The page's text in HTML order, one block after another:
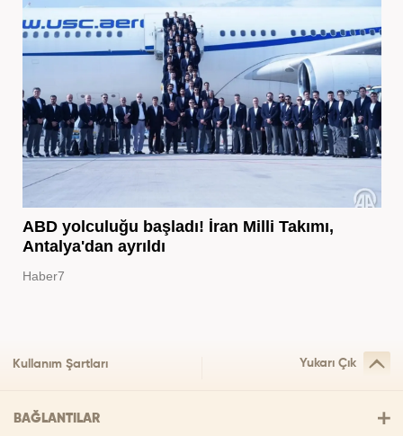
ABD yolculuğu başladı! İran Milli Takımı,
Antalya'dan ayrıldı
Haber7
Kullanım Şartları Yukarı Çık
BAĞLANTILAR